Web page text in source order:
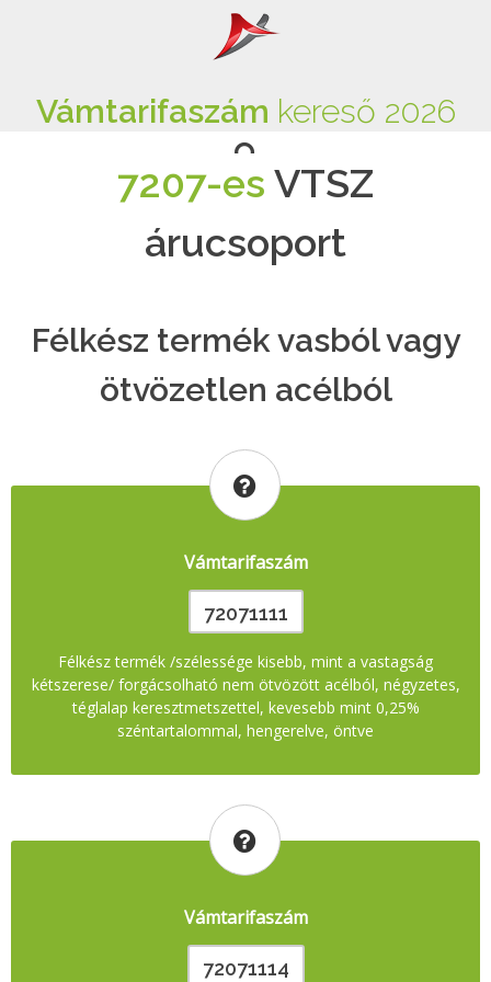
Vámtarifaszám kereső 2026
7207-es VTSZ
árucsoport
Félkész termék vasból vagy
ötvözetlen acélból
Vámtarifaszám
72071111
Félkész termék /szélessége kisebb, mint a vastagság
kétszerese/ forgácsolható nem ötvözött acélból, négyzetes,
téglalap keresztmetszettel, kevesebb mint 0,25%
széntartalommal, hengerelve, öntve
Vámtarifaszám
72071114